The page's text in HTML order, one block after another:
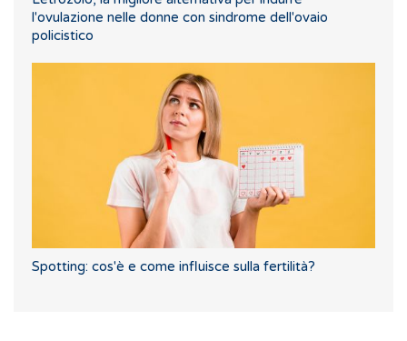
l'ovulazione nelle donne con sindrome dell'ovaio
policistico
Spotting: cos'è e come influisce sulla fertilità?